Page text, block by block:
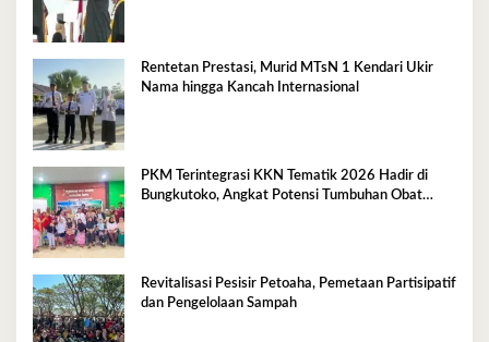
Rentetan Prestasi, Murid MTsN 1 Kendari Ukir
Nama hingga Kancah Internasional
PKM Terintegrasi KKN Tematik 2026 Hadir di
Bungkutoko, Angkat Potensi Tumbuhan Obat
Revitalisasi Pesisir Petoaha, Pemetaan Partisipatif
dan Pengelolaan Sampah